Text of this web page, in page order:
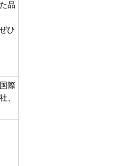
品
ひ
際
、